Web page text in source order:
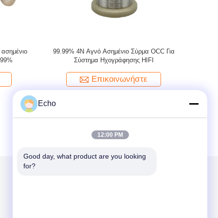
καθαρό
για ήχο
Τάξη 155 6N 99,9999% OCC 0,15 mm Υψηλής
καθαρότητας Εναλλακτικό
Επικοινωνήστε
Echo
12:00 PM
Good day, what product are you looking
for?